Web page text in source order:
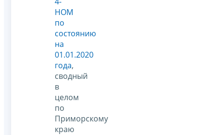
НОМ
по
состоянию
на
01.01.2020
года,
сводный
в
целом
по
Приморскому
краю